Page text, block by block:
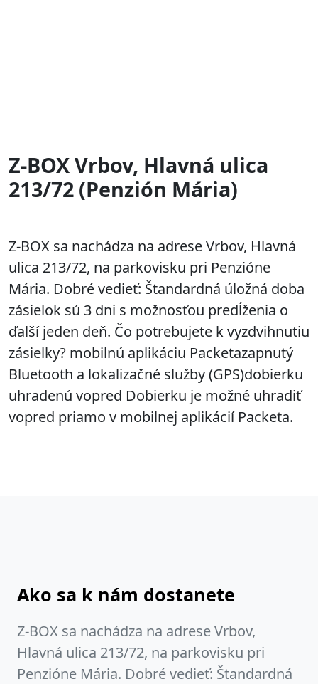
Z-BOX Vrbov, Hlavná ulica
213/72 (Penzión Mária)
Z-BOX sa nachádza na adrese Vrbov, Hlavná
ulica 213/72, na parkovisku pri Penzióne
Mária. Dobré vedieť: Štandardná úložná doba
zásielok sú 3 dni s možnosťou predĺženia o
ďalší jeden deň. Čo potrebujete k vyzdvihnutiu
zásielky? mobilnú aplikáciu Packetazapnutý
Bluetooth a lokalizačné služby (GPS)dobierku
uhradenú vopred Dobierku je možné uhradiť
vopred priamo v mobilnej aplikácií Packeta.
Ako sa k nám dostanete
Z-BOX sa nachádza na adrese Vrbov,
Hlavná ulica 213/72, na parkovisku pri
Penzióne Mária. Dobré vedieť: Štandardná